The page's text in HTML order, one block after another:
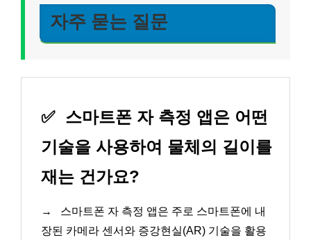
자주 묻는 질문
✅ 스마트폰 자 측정 앱은 어떤
기술을 사용하여 물체의 길이를
재는 건가요?
→
스마트폰 자 측정 앱은 주로 스마트폰에 내
장된 카메라 센서와 증강현실(AR) 기술을 활용